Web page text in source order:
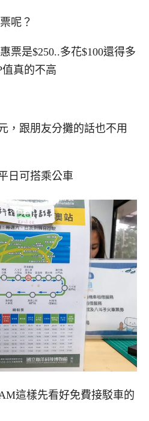
呢？
票是$250..多花$100還得多
真的不高
，跟朋友分攤的話也不用
日可搭乘公車
這樣先看好免費接駁車的